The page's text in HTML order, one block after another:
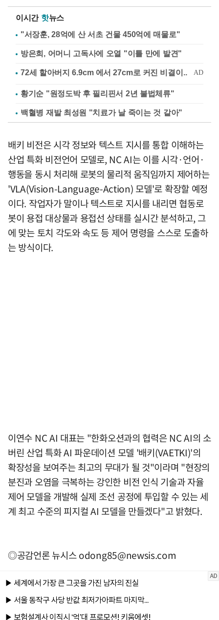
이시간 핫뉴스
"서장훈, 28억에 산 서초 건물 450억에 매물로"
방은희, 어머니 고독사에 오열 "이틀 만에 발견"
황기순 "원정도박 후 필리핀서 2년 불법체류"
백혈병 재발 최성원 "치료가 날 죽이는 것 같아"
배키 비전은 시각 정보와 텍스트 지시를 통합 이해하는
산업 특화 비전언어 모델로, NC AI는 이를 시각·언어·
행동을 동시 처리해 로봇의 물리적 움직임까지 제어하는
'VLA(Vision-Language-Action) 모델'로 확장할 예정
이다. 작업자가 말이나 텍스트로 지시를 내리면 협동로
봇이 용접 대상물과 용접선 상태를 실시간 분석하고, 그
에 맞는 토치 각도와 속도 등 제어 명령을 스스로 도출하
는 방식이다.
이연수 NC AI 대표는 "한화오션과의 협력은 NC AI의 소
버린 산업 특화 AI 파운데이션 모델 '배키(VAETKI)'의
확장성을 보여주는 최고의 무대가 될 것"이라며 "현장의
분진과 오염을 극복하는 강인한 비전 인식 기술과 자율
제어 모델을 개발해 실제 조선 공정에 투입할 수 있는 세
계 최고 수준의 피지컬 AI 모델을 만들겠다"고 밝혔다.
◎공감언론 뉴시스odong85@newsis.com